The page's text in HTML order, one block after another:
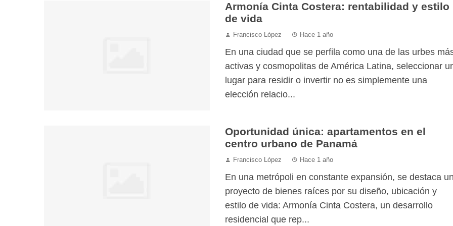
Armonía Cinta Costera: rentabilidad y estilo
de vida
Francisco López Hace 1 año
En una ciudad que se perfila como una de las urbes
activas y cosmopolitas de América Latina, seleccionar
lugar para residir o invertir no es simplemente una
elección relacio...
Oportunidad única: apartamentos en el
centro urbano de Panamá
Francisco López Hace 1 año
En una metrópoli en constante expansión, se destaca un
proyecto de bienes raíces por su diseño, ubicación y
estilo de vida: Armonía Cinta Costera, un desarrollo
residencial que rep...